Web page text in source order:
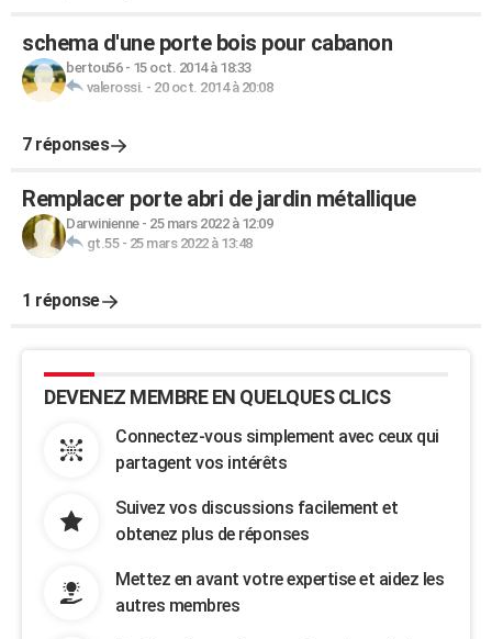
schema d'une porte bois pour cabanon
bertou56- 15 oct. 2014 à 18:33
valerossi. - 20 oct. 2014 à 20:08
7 réponses
Remplacer porte abri de jardin métallique
Darwinienne- 25 mars 2022 à 12:09
gt.55- 25 mars 2022 à 13:48
1 réponse
DEVENEZ MEMBRE EN QUELQUES CLICS
Connectez-vous simplement avec ceux qui
partagent vos intérêts
Suivez vos discussions facilement et
obtenez plus de réponses
Mettez en avant votre expertise et aidez les
autres membres